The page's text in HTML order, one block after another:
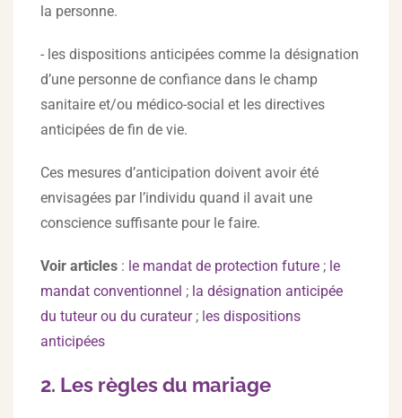
la personne.
- les dispositions anticipées comme la désignation
d’une personne de confiance dans le champ
sanitaire et/ou médico-social et les directives
anticipées de fin de vie.
Ces mesures d’anticipation doivent avoir été
envisagées par l’individu quand il avait une
conscience suffisante pour le faire.
Voir articles : le mandat de protection future ; le
mandat conventionnel ; la désignation anticipée
du tuteur ou du curateur; les dispositions
anticipées
2. Les règles du mariage